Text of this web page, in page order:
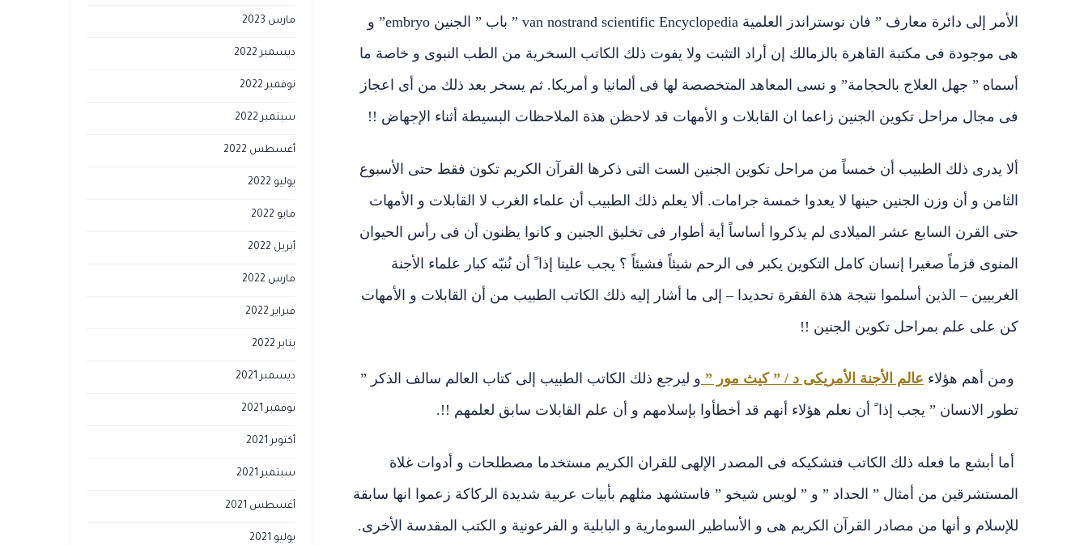
الأمر إلى دائرة معارف ” فان نوستراندز العلمية van nostrand scientific Encyclopedia ” باب ” الجنين embryo” و
هى موجودة فى مكتبة القاهرة بالزمالك إن أراد التثبت ولا يفوت ذلك الكاتب السخرية من الطب النبوى و خاصة ما
أسماه ” جهل العلاج بالحجامة” و نسى المعاهد المتخصصة لها فى ألمانيا و أمريكا. ثم يسخر بعد ذلك من أى اعجاز
فى مجال مراحل تكوين الجنين زاعما ان القابلات و الأمهات قد لاحظن هذة الملاحظات البسيطة أثناء الإجهاض !!
ألا يدرى ذلك الطبيب أن خمساً من مراحل تكوين الجنين الست التى ذكرها القرآن الكريم تكون فقط حتى الأسبوع
الثامن و أن وزن الجنين حينها لا يعدوا خمسة جرامات. ألا يعلم ذلك الطبيب أن علماء الغرب لا القابلات و الأمهات
حتى القرن السابع عشر الميلادى لم يذكروا أساساً أية أطوار فى تخليق الجنين و كانوا يظنون أن فى رأس الحيوان
المنوى قزماً صغيرا إنسان كامل التكوين يكبر فى الرحم شيئاً فشيئاً ؟ يجب علينا إذا ً أن نُنبّه كبار علماء الأجنة
الغربيين – الذين أسلموا نتيجة هذة الفقرة تحديدا – إلى ما أشار إليه ذلك الكاتب الطبيب من أن القابلات و الأمهات
كن على علم بمراحل تكوين الجنين !!
ومن أهم هؤلاء عالم الأجنة الأمريكى د / ” كيث مور ” و ليرجع ذلك الكاتب الطبيب إلى كتاب العالم سالف الذكر ”
تطور الانسان ” يجب إذا ً أن نعلم هؤلاء أنهم قد أخطأوا بإسلامهم و أن علم القابلات سابق لعلمهم !!.
أما أبشع ما فعله ذلك الكاتب فتشكيكه فى المصدر الإلهى للقران الكريم مستخدما مصطلحات و أدوات غلاة
المستشرقين من أمثال ” الحداد ” و ” لويس شيخو ” فاستشهد مثلهم بأبيات عربية شديدة الركاكة زعموا انها سابقة
للإسلام و أنها من مصادر القرآن الكريم هى و الأساطير السومارية و البابلية و الفرعونية و الكتب المقدسة الأخرى.
مارس 2023
ديسمبر 2022
نوفمبر 2022
سبتمبر 2022
أغسطس 2022
يوليو 2022
مايو 2022
أبريل 2022
مارس 2022
فبراير 2022
يناير 2022
ديسمبر 2021
نوفمبر 2021
أكتوبر 2021
سبتمبر 2021
أغسطس 2021
يوليو 2021